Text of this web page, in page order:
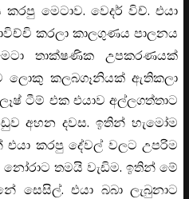
මෙටාව. වෙදර් විච්. එයා
කරලා කාලගුණය පාලනය
තාක්ෂණික උපකරණයක්
ලොකු කලබගෑනියක් ඇතිකලා
ටීම් එක එයාව අල්ලගත්තාට
අහන දවස. ඉතින් හැමෝම
කරපු දේවල් වලට උපරිම
තමයි වැඩිම. ඉතින් මේ
එයා බබා ලැබුනාට